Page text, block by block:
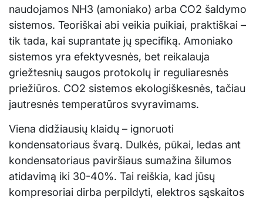
naudojamos NH3 (amoniako) arba CO2 šaldymo
sistemos. Teoriškai abi veikia puikiai, praktiškai –
tik tada, kai suprantate jų specifiką. Amoniako
sistemos yra efektyvesnės, bet reikalauja
griežtesnių saugos protokolų ir reguliaresnės
priežiūros. CO2 sistemos ekologiškesnės, tačiau
jautresnės temperatūros svyravimams.
Viena didžiausių klaidų – ignoruoti
kondensatoriaus švarą. Dulkės, pūkai, ledas ant
kondensatoriaus paviršiaus sumažina šilumos
atidavimą iki 30-40%. Tai reiškia, kad jūsų
kompresoriai dirba perpildyti, elektros sąskaitos